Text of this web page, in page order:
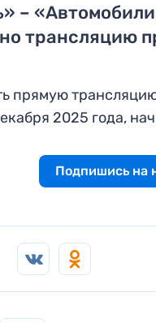
–
трансляцию
прямую
2025 года,
Подпишись на